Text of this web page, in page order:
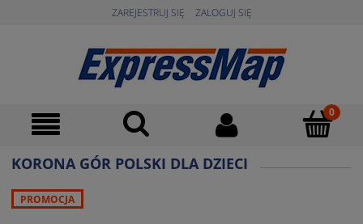
ZAREJESTRUJ SIĘ ZALOGUJ SIĘ
KORONA GÓR POLSKI DLA DZIECI
PROMOCJA